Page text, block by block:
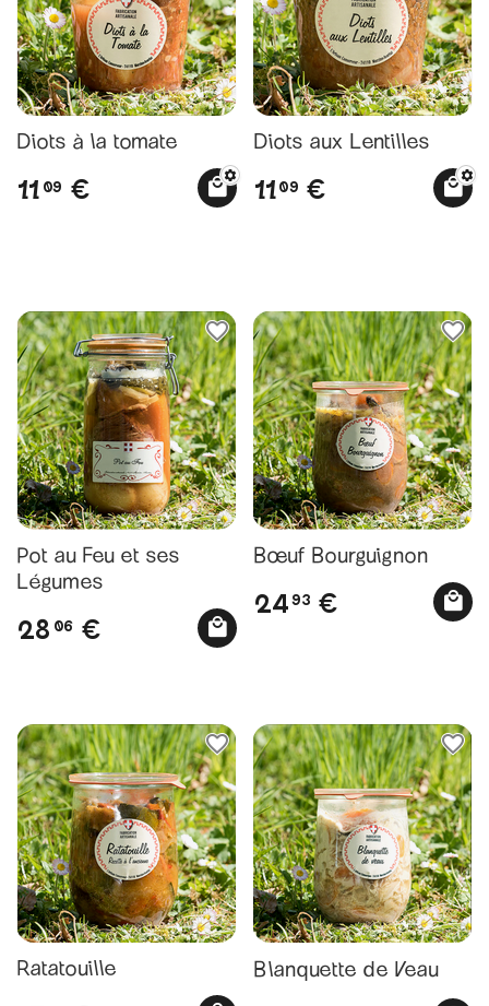
Diots à la tomate
11 09 €
Diots aux Lentilles
1109 €
Pot au Feu et ses
Légumes
28 06 €
Bœuf Bourguignon
2493 €
Ratatouille Blanquette de Veau